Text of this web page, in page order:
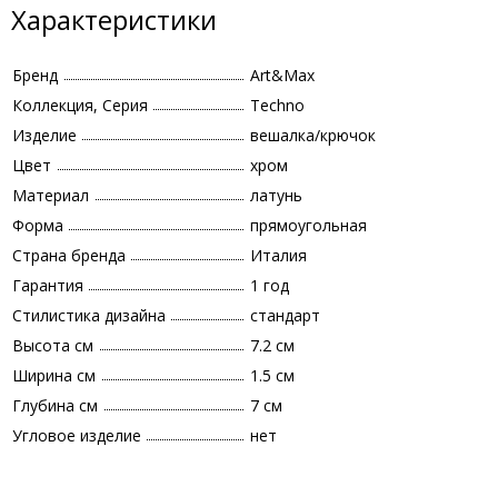
Характеристики
Бренд
Art&Max
Коллекция, Серия
Techno
Изделие
вешалка/крючок
Цвет
хром
Материал
латунь
Форма
прямоугольная
Страна бренда
Италия
Гарантия
1 год
Стилистика дизайна
стандарт
Высота см
7.2 см
Ширина см
1.5 см
Глубина см
7 см
Угловое изделие
нет